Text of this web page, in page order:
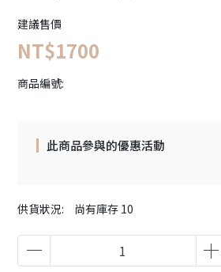
建議售價
NT$1700
商品編號:
供貨狀況: 尚有庫存 10
此商品參與的優惠活動